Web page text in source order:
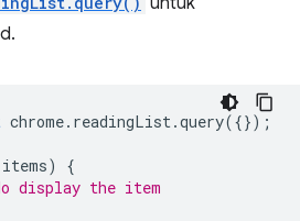
chrome. readingList .query({});
items)
{
display the item